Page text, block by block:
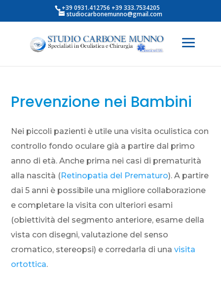
+39 0931.412756 +39 333.7534205
studiocarbonemunno@gmail.com
Prevenzione nei Bambini
Nei piccoli pazienti è utile una visita oculistica con
controllo fondo oculare già a partire dal primo
anno di età. Anche prima nei casi di prematurità
alla nascità (Retinopatia del Prematuro). A partire
dai 5 anni è possibile una migliore collaborazione
e completare la visita con ulteriori esami
(obiettività del segmento anteriore, esame della
vista con disegni, valutazione del senso
cromatico, stereopsi) e corredarla di unavisita
ortottica.